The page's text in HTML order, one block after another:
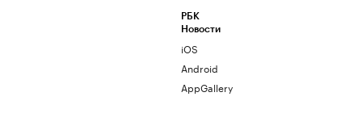
РБК
Новости
iOS
Android
AppGallery